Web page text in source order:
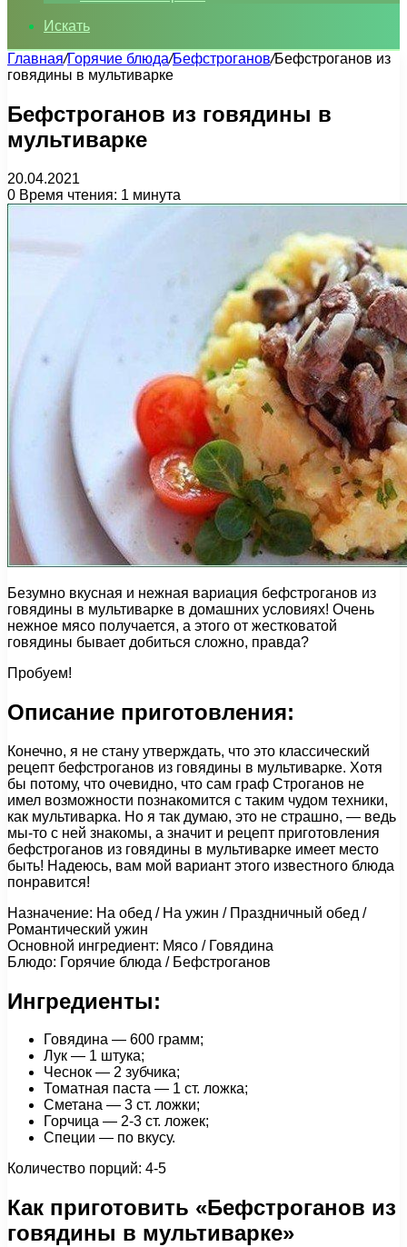
Искать
Главная/Горячие блюда/Бефстроганов/Бефстроганов из
говядины в мультиварке
Бефстроганов из говядины в
мультиварке
20.04.2021
0 Время чтения: 1 минута
Безумно вкусная и нежная вариация бефстроганов из
говядины в мультиварке в домашних условиях! Очень
нежное мясо получается, а этого от жестковатой
говядины бывает добиться сложно, правда?
Пробуем!
Описание приготовления:
Конечно, я не стану утверждать, что это классический
рецепт бефстроганов из говядины в мультиварке. Хотя
бы потому, что очевидно, что сам граф Строганов не
имел возможности познакомится с таким чудом техники,
как мультиварка. Но я так думаю, это не страшно, — ведь
мы-то с ней знакомы, а значит и рецепт приготовления
бефстроганов из говядины в мультиварке имеет место
быть! Надеюсь, вам мой вариант этого известного блюда
понравится!
Назначение: На обед / На ужин / Праздничный обед /
Романтический ужин
Основной ингредиент: Мясо / Говядина
Блюдо: Горячие блюда / Бефстроганов
Ингредиенты:
Говядина — 600 грамм;
Лук — 1 штука;
Чеснок — 2 зубчика;
Томатная паста — 1 ст. ложка;
Сметана — 3 ст. ложки;
Горчица — 2-3 ст. ложек;
Специи — по вкусу.
Количество порций: 4-5
Как приготовить «Бефстроганов из
говядины в мультиварке»